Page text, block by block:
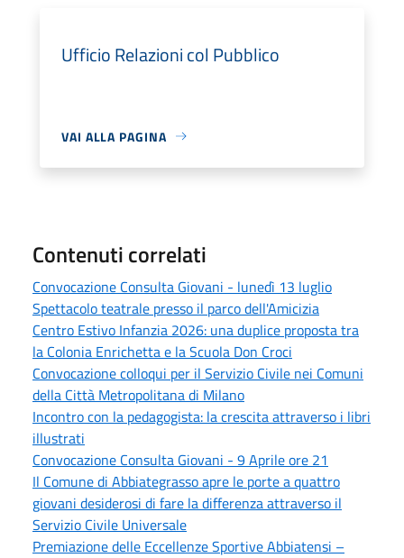
Ufficio Relazioni col Pubblico
VAI ALLA PAGINA
Contenuti correlati
Convocazione Consulta Giovani - lunedì 13 luglio
Spettacolo teatrale presso il parco dell'Amicizia
Centro Estivo Infanzia 2026: una duplice proposta tra
la Colonia Enrichetta e la Scuola Don Croci
Convocazione colloqui per il Servizio Civile nei Comuni
della Città Metropolitana di Milano
Incontro con la pedagogista: la crescita attraverso i libri
illustrati
Convocazione Consulta Giovani - 9 Aprile ore 21
Il Comune di Abbiategrasso apre le porte a quattro
giovani desiderosi di fare la differenza attraverso il
Servizio Civile Universale
Premiazione delle Eccellenze Sportive Abbiatensi –